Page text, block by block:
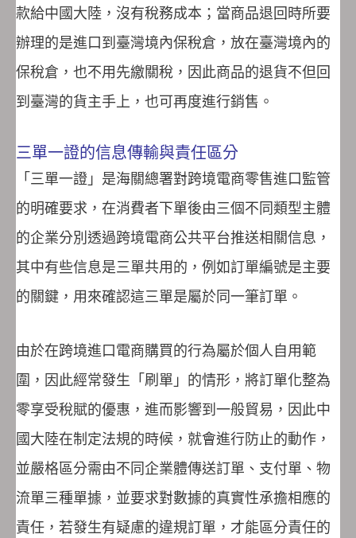
款給中國大陸，沒有稅務成本；當商品退回時所要
辦理的是進口到臺灣境內保稅倉，放在臺灣境內的
保稅倉，也不用先繳關稅，因此商品的退貨不但回
到臺灣的貨主手上，也可再度進行銷售。
三單一證的信息傳輸與責任區分
「三單一證」是海關總署對跨境電商零售進口監管
的明確要求，在消費者下單後由三個不同類型主體
的企業分別透過跨境電商公共平台推送相關信息，
其中有些信息是三單共用的，例如訂單編號是主要
的關鍵，用來確認這三單是屬於同一筆訂單。
由於在跨境進口電商購買的行為屬於個人自用範
圍，因此經常發生「刷單」的情形，將訂單化整為
零享受稅賦的優惠，進而影響到一般貿易，因此中
國大陸在制定法規的時候，就會進行防止的動作，
並嚴格區分需由不同企業體傳送訂單、支付單、物
流單三種單據，並要求對數據的真實性承擔相應的
責任，若發生有疑慮的違規訂單，才能區分責任的